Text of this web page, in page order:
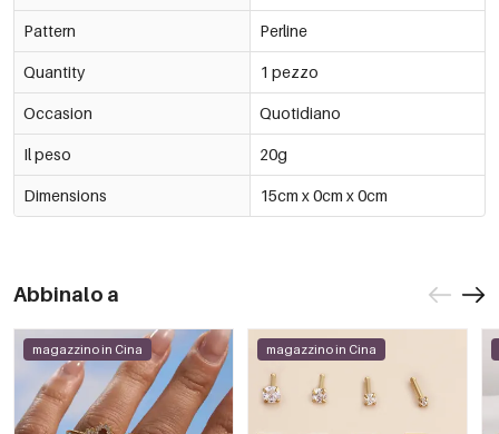
Pattern Perline
Quantity 1 pezzo
Occasion Quotidiano
Il peso 20g
Dimensions 15cm x 0cm x 0cm
Abbinalo a
magazzino in Cina magazzino in Cina